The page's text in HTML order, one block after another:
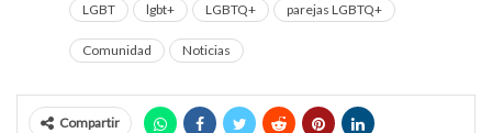
LGBT lgbt+ LGBTQ+ parejas LGBTQ+
Comunidad Noticias
Compartir